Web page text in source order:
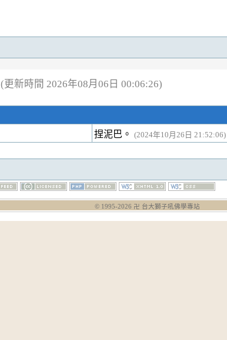
(更新時間 2026年08月06日 00:06:26)
捏泥巴。 (2024年10月26日 21:52:06)
© 1995-2026 卍 台大獅子吼佛學專站